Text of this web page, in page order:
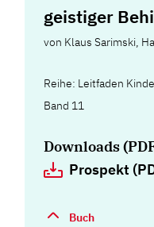
geistiger
von Klaus Sarimski,
Reihe: Leitfaden
Band 11
Downloads
Prospekt
Buch